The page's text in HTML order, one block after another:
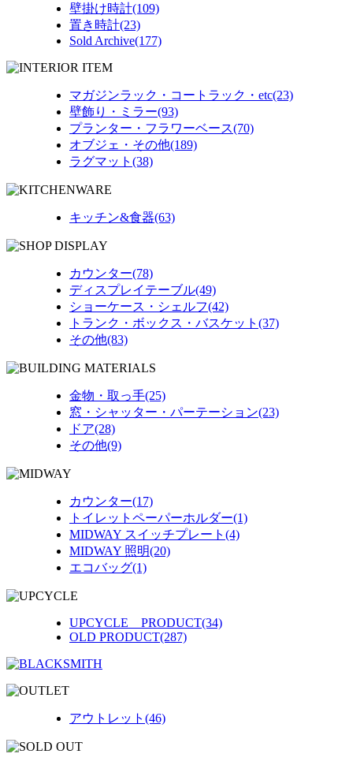
壁掛け時計(109)
置き時計(23)
Sold Archive(177)
マガジンラック・コートラック・etc(23)
壁飾り・ミラー(93)
プランター・フラワーベース(70)
オブジェ・その他(189)
ラグマット(38)
キッチン&食器(63)
カウンター(78)
ディスプレイテーブル(49)
ショーケース・シェルフ(42)
トランク・ボックス・バスケット(37)
その他(83)
金物・取っ手(25)
窓・シャッター・パーテーション(23)
ドア(28)
その他(9)
カウンター(17)
トイレットペーパーホルダー(1)
MIDWAY スイッチプレート(4)
MIDWAY 照明(20)
エコバッグ(1)
UPCYCLE PRODUCT(34)
OLD PRODUCT(287)
アウトレット(46)